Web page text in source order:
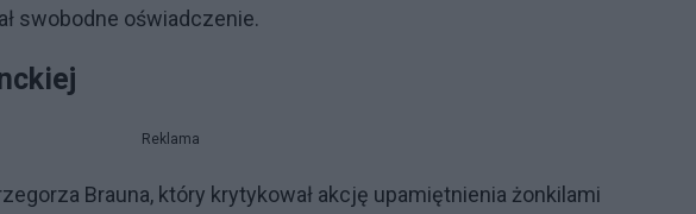
swobodne oświadczenie.
Reklama
Brauna, który krytykował akcję upamiętnienia żonkilami